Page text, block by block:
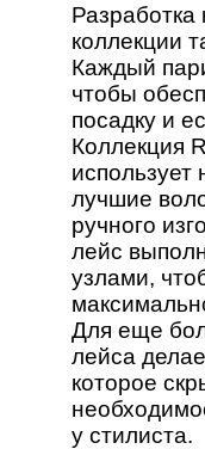
Разработка
коллекции
Каждый
чтобы
посадку и
Коллекция
лучшие
ручного
лейс
узлами,
Для еще
лейса
которое
у стилиста.